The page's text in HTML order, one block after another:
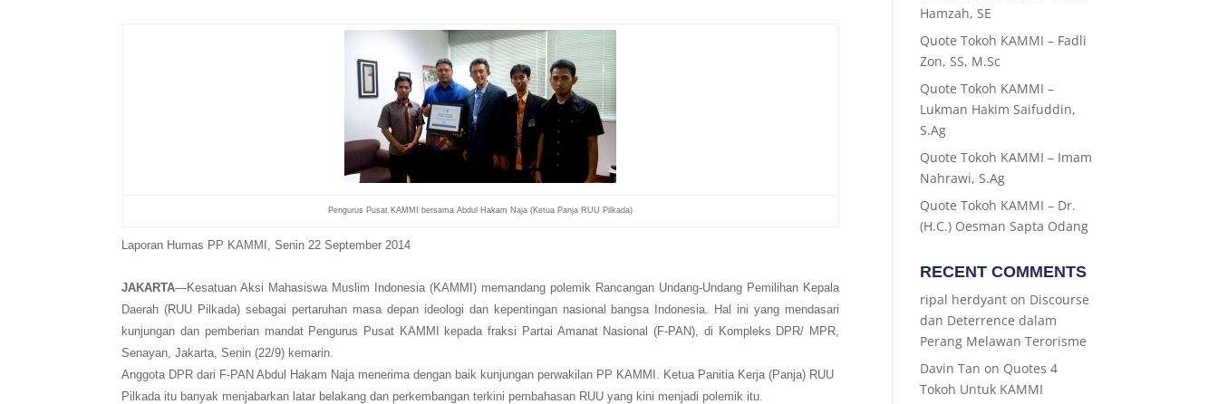
Pengurus Pusat KAMMI bersama Abdul Hakam Naja (Ketua Panja RUU Pilkada)
Laporan Humas PP KAMMI, Senin 22 September 2014
JAKARTA—Kesatuan Aksi Mahasiswa Muslim Indonesia (KAMMI) memandang polemik Rancangan Undang-Undang Pemilihan Kepala
Daerah (RUU Pilkada) sebagai pertaruhan masa depan ideologi dan kepentingan nasional bangsa Indonesia. Hal ini yang mendasari
kunjungan dan pemberian mandat Pengurus Pusat KAMMI kepada fraksi Partai Amanat Nasional (F-PAN), di Kompleks DPR/ MPR,
Senayan, Jakarta, Senin (22/9) kemarin.
Anggota DPR dari F-PAN Abdul Hakam Naja menerima dengan baik kunjungan perwakilan PP KAMMI. Ketua Panitia Kerja (Panja) RUU
Pilkada itu banyak menjabarkan latar belakang dan perkembangan terkini pembahasan RUU yang kini menjadi polemik itu.
Hamzah, SE
Quote Tokoh KAMMI – Fadli
Zon, SS, M.Sc
Quote Tokoh KAMMI –
Lukman Hakim Saifuddin,
S.Ag
Quote Tokoh KAMMI – Imam
Nahrawi, S.Ag
Quote Tokoh KAMMI – Dr.
(H.C.) Oesman Sapta Odang
RECENT COMMENTS
ripal herdyant on Discourse
dan Deterrence dalam
Perang Melawan Terorisme
Davin Tan on Quotes 4
Tokoh Untuk KAMMI